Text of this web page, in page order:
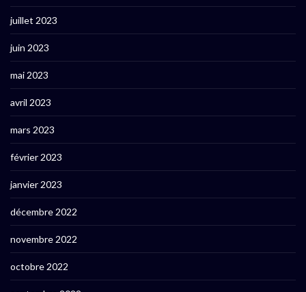
juillet 2023
juin 2023
mai 2023
avril 2023
mars 2023
février 2023
janvier 2023
décembre 2022
novembre 2022
octobre 2022